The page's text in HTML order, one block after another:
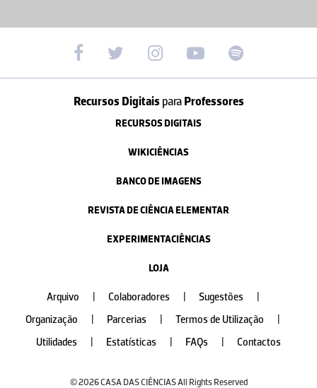
Recursos Digitais paraProfessores
RECURSOS DIGITAIS
WIKICIÊNCIAS
BANCO DE IMAGENS
REVISTA DE CIÊNCIA ELEMENTAR
EXPERIMENTACIÊNCIAS
LOJA
Arquivo Colaboradores Sugestões
Organização
Parcerias Termos de Utilização
Utilidades
Estatísticas FAQs Contactos
© 2026 CASA DAS CIÊNCIAS All Rights Reserved